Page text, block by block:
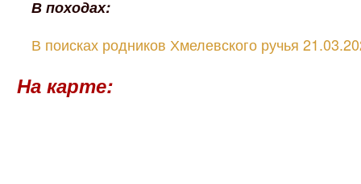
В походах:
В поисках родников Хмелевского ручья
На карте: